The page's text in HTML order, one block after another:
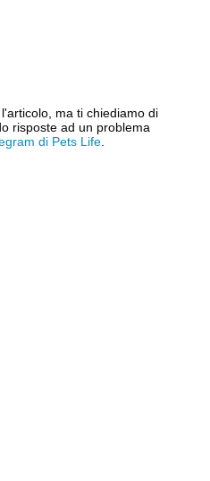
ma ti chiediamo di
risposte ad un problema
di Pets Life